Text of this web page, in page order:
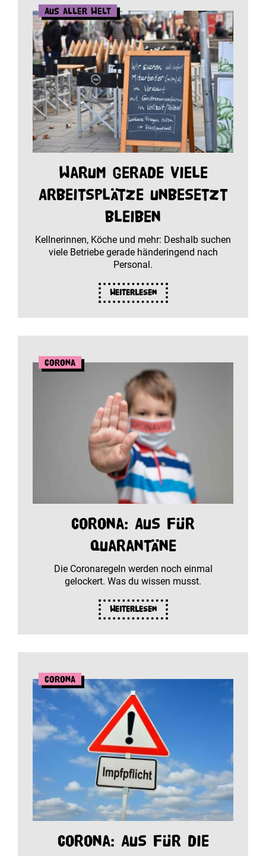
Aus aller Welt
Warum gerade viele
Arbeitsplätze unbesetzt
bleiben
Kellnerinnen, Köche und mehr: Deshalb suchen
viele Betriebe gerade händeringend nach
Personal.
Weiterlesen
Corona
Corona: Aus für
Quarantäne
Die Coronaregeln werden noch einmal
gelockert. Was du wissen musst.
Weiterlesen
Corona
Corona: Aus für die